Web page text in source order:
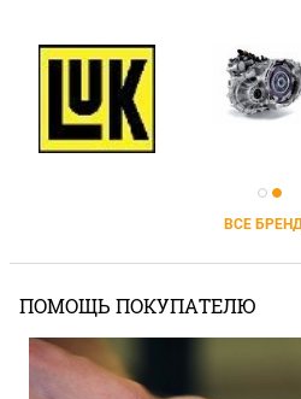
ВСЕ
ПОМОЩЬ ПОКУПАТЕЛЮ